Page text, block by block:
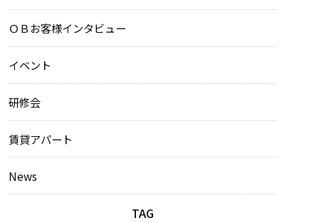
ＯＢお客様インタビュー
イベント
研修会
賃貸アパート
News
TAG